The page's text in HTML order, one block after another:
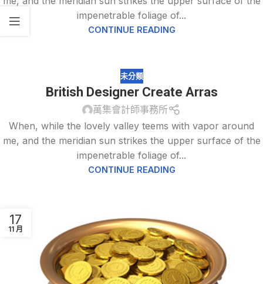
impenetrable foliage of...
CONTINUE READING
未分類
British Designer Create Arras
萬集會計師事務所
When, while the lovely valley teems with vapor around
me, and the meridian sun strikes the upper surface of the
impenetrable foliage of...
CONTINUE READING
17
11 月